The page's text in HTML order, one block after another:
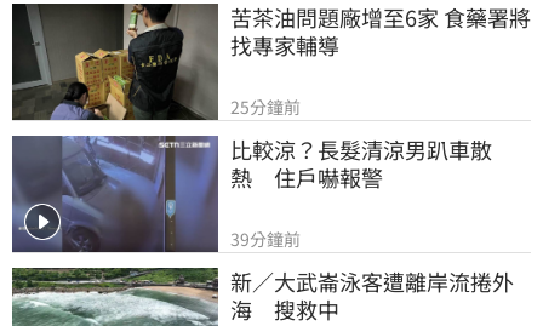
苦茶油問題廠增至6家 食藥署將
找專家輔導
25分鐘前
比較涼？長髮清涼男趴車散
熱　住戶嚇報警
39分鐘前
新／大武崙泳客遭離岸流捲外
海　搜救中